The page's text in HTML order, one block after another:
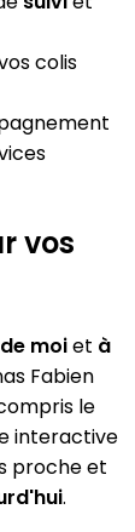
colis
vos
moiet à
Fabien
le
interactive
proche et
.